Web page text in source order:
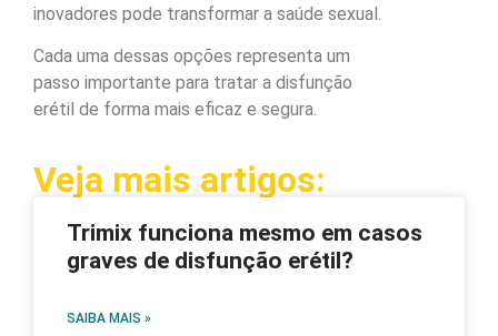
inovadores pode transformar a saúde sexual.
Cada uma dessas opções representa um
passo importante para tratar a disfunção
erétil de forma mais eficaz e segura.
Veja mais artigos:
Trimix funciona mesmo em casos
graves de disfunção erétil?
SAIBA MAIS »